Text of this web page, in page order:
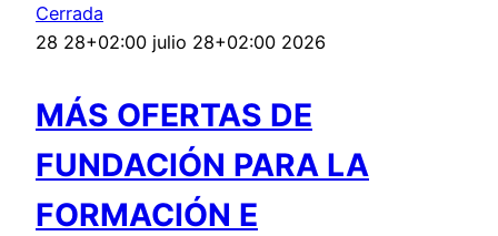
Cerrada
28 28+02:00 julio 28+02:00 2026
MÁS OFERTAS DE
FUNDACIÓN PARA LA
FORMACIÓN E